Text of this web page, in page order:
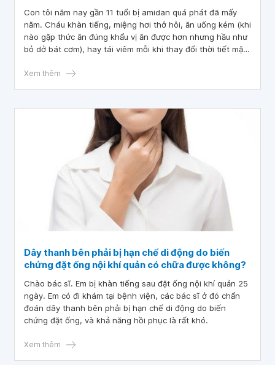
Con tôi năm nay gần 11 tuổi bị amidan quá phát đã mấy
năm. Cháu khàn tiếng, miệng hơi thở hôi, ăn uống kém (khi
nào gặp thức ăn đúng khẩu vị ăn được hơn nhưng hầu như
bỏ dở bát cơm), hay tái viêm mỗi khi thay đổi thời tiết mặc
tôi hỏi trẻ 11 tuổi viêm amidan quá phát tái lại nhiều lần có
Xem thêm
Dây thanh bên phải bị hạn chế di động do biến
chứng đặt ống nội khí quản có chữa được không?
Chào bác sĩ. Em bị khàn tiếng sau đặt ống nội khí quản 25
ngày. Em có đi khám tại bệnh viện, các bác sĩ ở đó chẩn
đoán dây thanh bên phải bị hạn chế di động do biến
chứng đặt ống, và khả năng hồi phục là rất khó.
Xem thêm